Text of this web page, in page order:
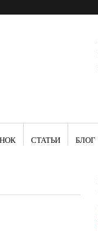
СТАТЬИ БЛОГ